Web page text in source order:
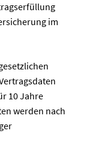
im
10 Jahre
werden nach